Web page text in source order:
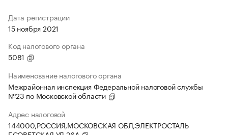
Дата регистрации
15 ноября 2021
Код налогового органа
5081
Наименование налогового органа
Межрайонная инспекция Федеральной налоговой службы
№23 по Московской области
Адрес налоговой
144000,РОССИЯ,МОСКОВСКАЯ ОБЛ,ЭЛЕКТРОСТАЛЬ